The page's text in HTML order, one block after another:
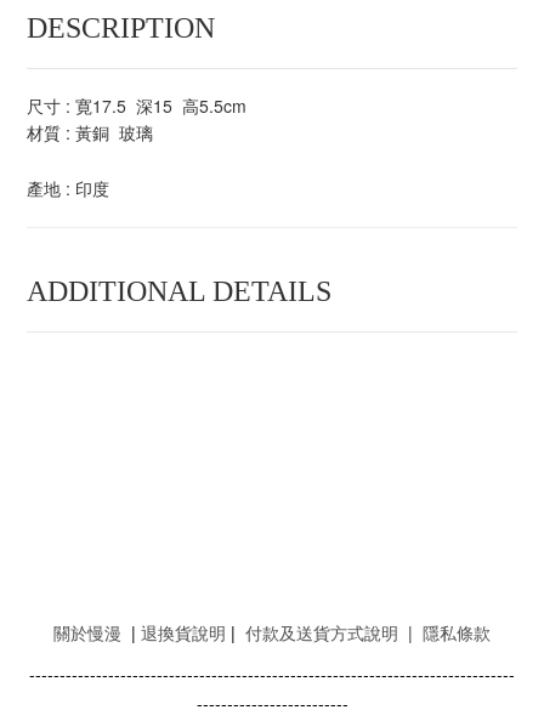
DESCRIPTION
尺寸 : 寛17.5 深15 高5.5cm
材質 : 黃銅 玻璃
產地 : 印度
ADDITIONAL DETAILS
關於慢漫 | 退換貨說明 | 付款及送貨方式說明 | 隱私條款
--------------------------------------------------------------------------------
-------------------------